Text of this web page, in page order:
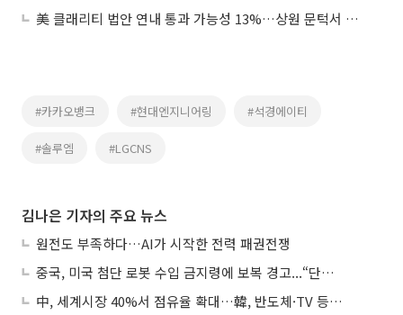
美 클래리티 법안 연내 통과 가능성 13%…상원 문턱서 제동
#카카오뱅크 #현대엔지니어링 #석경에이티
#솔루엠 #LGCNS
김나은 기자의 주요 뉴스
원전도 부족하다…AI가 시작한 전력 패권전쟁
중국, 미국 첨단 로봇 수입 금지령에 보복 경고...“단호히 대응”
中, 세계시장 40%서 점유율 확대…韓, 반도체·TV 등 4개 품목 1위